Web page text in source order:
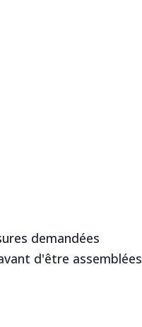
demandées
d'être assemblées